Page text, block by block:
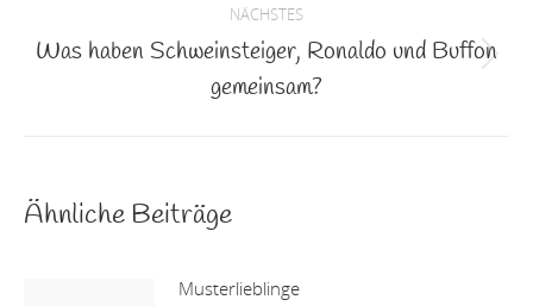
NÄCHSTES
Nächster
Beitrag:
Was haben Schweinsteiger, Ronaldo und Buffon
gemeinsam?
Ähnliche Beiträge
Musterlieblinge